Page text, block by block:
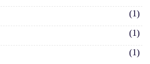
(1)
(1)
(1)